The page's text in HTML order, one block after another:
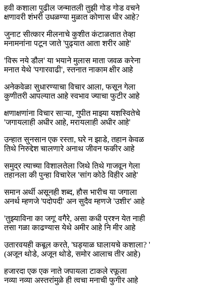
हवी कशाला पुढील जन्मातली तुझी गोड गोड वचने
क्षणावरी शंभरी उधळण्या मुळात कोणास धीर आहे?
जुनाट सीत्कार मीलनाचे कुशीत कंटाळतात तेव्हा
मनामनांना पटून जाते 'पुढ्यात आता शरीर आहे'
'विरू नये डौल' या भयाने मुलास माता जवळ करेना
मनात येथे 'पगारवाढी', स्तनात नाकाम क्षीर आहे
अनेकवेळा सुधारण्याचा विचार आला, फसून गेला
कुणीतरी आपल्यात आहे स्वभाव ज्याचा फुटीर आहे
क्षणाक्षणांना विचार साऱ्या, गुपीत माझ्या यशस्वितेचे
'जगायलाही अधीर आहे, मरायलाही अधीर आहे'
उन्हात सुनसान एक रस्ता, घरे न झाडे, तहान केवळ
तिथे निरुद्देश चालणारे अनाथ जीवन फकीर आहे
समुद्र त्याच्या विशालतेला जिथे तिथे गाजवून गेला
तहानला की पुन्हा विचारेल 'सांग कोठे विहीर आहे'
समान अर्थी असूनही शब्द, हौस भारीच या जगाला
अनर्थ म्हणजे 'पदोपदी' अन सुदैव म्हणजे 'उशीर' आहे
'तुझ्याविना का जगू' वगैरे, असा कधी प्रश्न येत नाही
तसा गळा काढण्यास येथे अमीर आहे नि मीर आहे
उतारवयही कबूल करते, 'घड्याळ घालायचे कशाला? '
(अजून थोडे, अजून थोडे, समोर आलाच तीर आहे)
हजारदा एक एक नाते जपायला टाकले रफूला
नव्या नव्या अस्तरांमुळे ही त्वचा मनाची फुगीर आहे